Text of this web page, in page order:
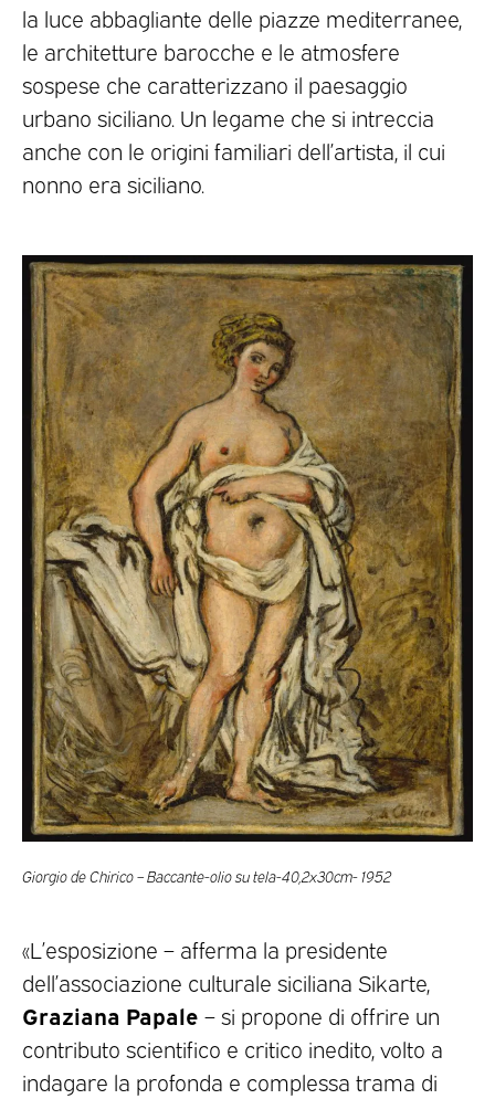
la luce abbagliante delle piazze mediterranee,
le architetture barocche e le atmosfere
sospese che caratterizzano il paesaggio
urbano siciliano. Un legame che si intreccia
anche con le origini familiari dell’artista, il cui
nonno era siciliano.
Giorgio de Chirico – Baccante-olio su tela-40,2x30cm- 1952
«L’esposizione – afferma la presidente
dell’associazione culturale siciliana Sikarte,
Graziana Papale – si propone di offrire un
contributo scientifico e critico inedito, volto a
indagare la profonda e complessa trama di